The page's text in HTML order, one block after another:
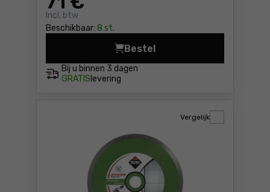
Incl. btw
Beschikbaar: 8 st.
Bij u binnen 3 dagen
GRATIS levering
Bestel
Vergelijk